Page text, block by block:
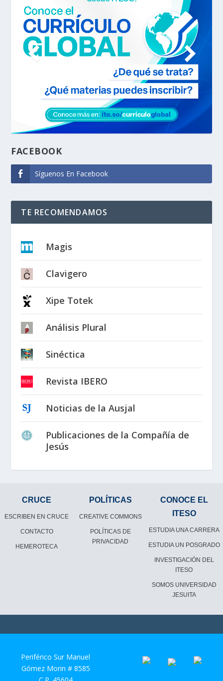
FACEBOOK
Síguenos En Facebook
TE RECOMENDAMOS
Magis
Clavigero
Xipe Totek
Análisis Plural
Sinéctica
Revista IBERO
Noticias de la Ausjal
Publicaciones de la Compañía de
Jesús
CRUCE
ESCRIBEN EN CRUCE
CONTACTO
HEMEROTECA
POLÍTICAS
CREATIVE COMMONS
POLÍTICAS DE
PRIVACIDAD
CONOCE EL
ITESO
ESTUDIA UNA CARRERA
ESTUDIA UN POSGRADO
INVESTIGACIÓN DEL
ITESO
SOMOS UNIVERSIDAD
JESUITA
Periférico Sur Manuel
Gómez Morin # 8585